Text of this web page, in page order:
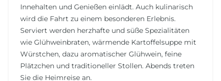
Innehalten und Genießen einlädt. Auch kulinarisch
wird die Fahrt zu einem besonderen Erlebnis.
Serviert werden herzhafte und süße Spezialitäten
wie Glühweinbraten, wärmende Kartoffelsuppe mit
Würstchen, dazu aromatischer Glühwein, feine
Plätzchen und traditioneller Stollen. Abends treten
Sie die Heimreise an.